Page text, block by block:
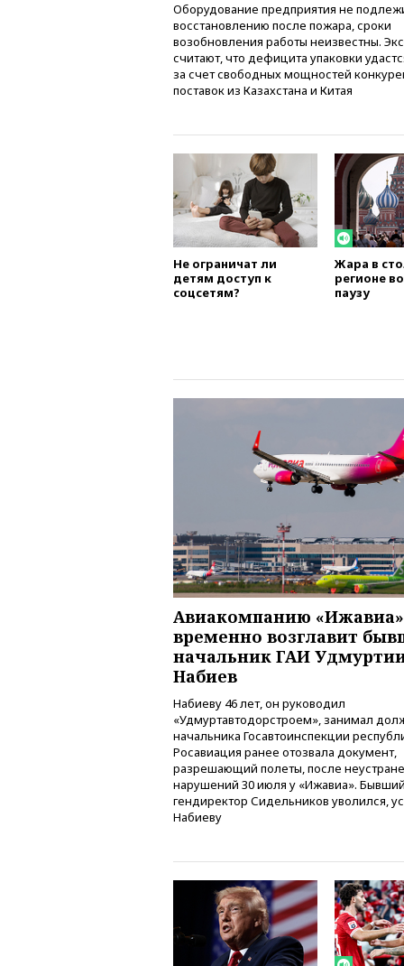
Оборудование предприятия не
восстановлению после пожара, сроки
возобновления работы неизвестны.
считают, что дефицита упаковки
за счет свободных мощностей
поставок из Казахстана и Китая
Не ограничат ли
детям доступ к
соцсетям?
Жара в
регионе
паузу
Авиакомпанию «Ижавиа»
временно возглавит
начальник ГАИ
Набиев
Набиеву 46 лет, он руководил
«Удмуртавтодорстроем», занимал
начальника Госавтоинспекции
Росавиация ранее отозвала документ,
разрешающий полеты, после
нарушений 30 июля у «Ижавиа». Бывший
гендиректор Сидельников уволился,
Набиеву